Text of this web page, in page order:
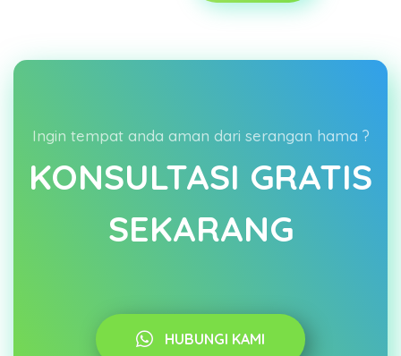
Ingin tempat anda aman dari serangan hama ?
KONSULTASI GRATIS
SEKARANG
HUBUNGI KAMI